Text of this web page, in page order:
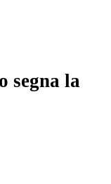
segna la